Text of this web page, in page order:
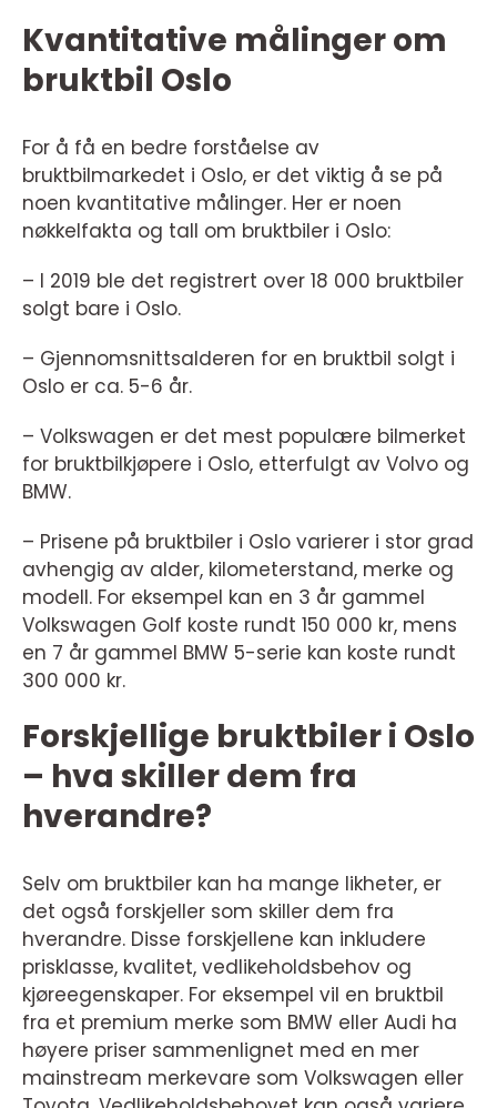
Kvantitative målinger om
bruktbil Oslo
For å få en bedre forståelse av
bruktbilmarkedet i Oslo, er det viktig å se på
noen kvantitative målinger. Her er noen
nøkkelfakta og tall om bruktbiler i Oslo:
– I 2019 ble det registrert over 18 000 bruktbiler
solgt bare i Oslo.
– Gjennomsnittsalderen for en bruktbil solgt i
Oslo er ca. 5-6 år.
– Volkswagen er det mest populære bilmerket
for bruktbilkjøpere i Oslo, etterfulgt av Volvo og
BMW.
– Prisene på bruktbiler i Oslo varierer i stor grad
avhengig av alder, kilometerstand, merke og
modell. For eksempel kan en 3 år gammel
Volkswagen Golf koste rundt 150 000 kr, mens
en 7 år gammel BMW 5-serie kan koste rundt
300 000 kr.
Forskjellige bruktbiler i Oslo
– hva skiller dem fra
hverandre?
Selv om bruktbiler kan ha mange likheter, er
det også forskjeller som skiller dem fra
hverandre. Disse forskjellene kan inkludere
prisklasse, kvalitet, vedlikeholdsbehov og
kjøreegenskaper. For eksempel vil en bruktbil
fra et premium merke som BMW eller Audi ha
høyere priser sammenlignet med en mer
mainstream merkevare som Volkswagen eller